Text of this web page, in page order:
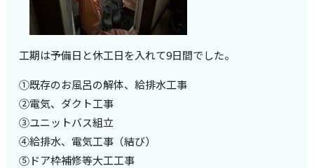
工期は予備日と休工日を入れて9日間でした。
①既存のお風呂の解体、給排水工事
②電気、ダクト工事
③ユニットバス組立
④給排水、電気工事（結び）
⑤ドア枠補修等大工工事